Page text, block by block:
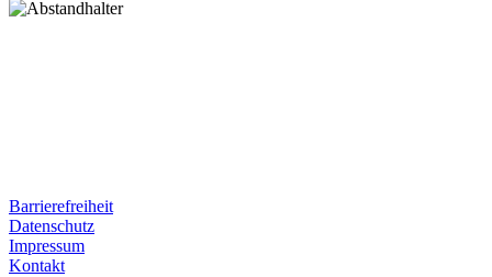
Barrierefreiheit
Datenschutz
Impressum
Kontakt